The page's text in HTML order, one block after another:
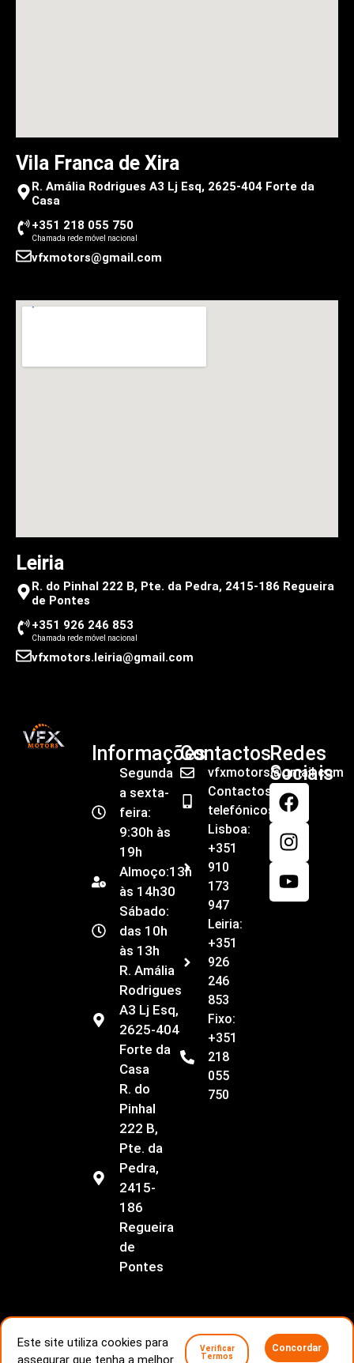
Vila Franca de Xira
R. Amália Rodrigues A3 Lj Esq, 2625-404 Forte da
Casa
+351 218 055 750
Chamada rede móvel nacional
vfxmotors@gmail.com
Leiria
R. do Pinhal 222 B, Pte. da Pedra, 2415-186 Regueira
de Pontes
+351 926 246 853
Chamada rede móvel nacional
vfxmotors.leiria@gmail.com
Informações
Segunda
a sexta-
feira:
9:30h às
19h
Almoço:13h
às 14h30
Sábado:
das 10h
às 13h
R. Amália
Rodrigues
A3 Lj Esq,
2625-404
Forte da
Casa
R. do
Pinhal
222 B,
Pte. da
Pedra,
2415-
186
Regueira
de
Pontes
Contactos
vfxmotors@gmail.com
Contactos
telefónicos
Lisboa:
+351
910
173
947
Leiria:
+351
926
246
853
Fixo:
+351
218
055
750
Redes
Sociais
Livro de Reclamações
Conflitos de consumo
Este site utiliza cookies para
assegurar que tenha a melhor
Verificar
Termos
Concordar